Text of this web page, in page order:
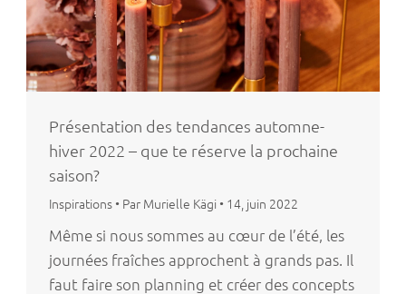
Présentation des tendances automne-
hiver 2022 – que te réserve la prochaine
saison?
Inspirations • Par Murielle Kägi • 14, juin 2022
Même si nous sommes au cœur de l’été, les
journées fraîches approchent à grands pas. Il
faut faire son planning et créer des concepts